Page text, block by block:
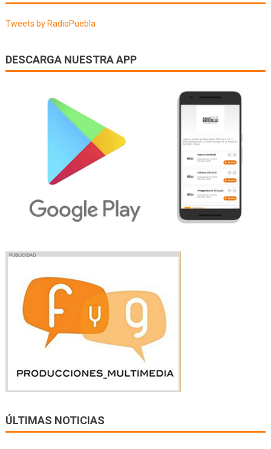
entradas
Tweets by RadioPuebla
DESCARGA NUESTRA APP
ÚLTIMAS NOTICIAS